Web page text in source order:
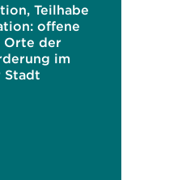
Teilhabe
offene
Orte der
im
Stadt